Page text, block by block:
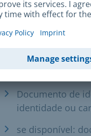
questionário
base de
Para o exame:
Documento de
identidade ou
se disponível: